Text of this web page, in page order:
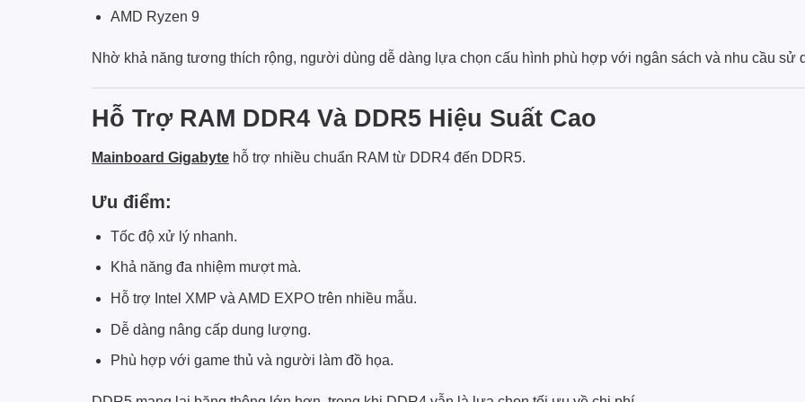
AMD Ryzen 9
Nhờ khả năng tương thích rộng, người dùng dễ dàng lựa chọn cấu hình phù hợp với ngân sách và nhu cầu sử
Hỗ Trợ RAM DDR4 Và DDR5 Hiệu Suất Cao
Mainboard Gigabyte hỗ trợ nhiều chuẩn RAM từ DDR4 đến DDR5.
Ưu điểm:
Tốc độ xử lý nhanh.
Khả năng đa nhiệm mượt mà.
Hỗ trợ Intel XMP và AMD EXPO trên nhiều mẫu.
Dễ dàng nâng cấp dung lượng.
Phù hợp với game thủ và người làm đồ họa.